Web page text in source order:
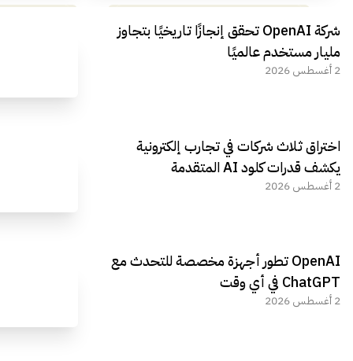
مراجعة شاملة لعملاق الألعاب
الجديد REDMAGIC 11 AIR
شركة OpenAI تحقق إنجازًا تاريخيًا بتجاوز
مليار مستخدم عالميًا
2 أغسطس 2026
اختراق ثلاث شركات في تجارب إلكترونية
يكشف قدرات كلود AI المتقدمة
2 أغسطس 2026
OpenAI تطور أجهزة مخصصة للتحدث مع
ChatGPT في أي وقت
2 أغسطس 2026